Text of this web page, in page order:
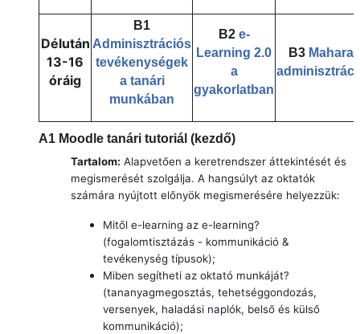
Délután
13-16
óráig
B1
Adminisztrációs
tevékenységek
a tanári
munkában
B2 e-
Learning 2.0
a
gyakorlatban
B3 Mahara
A1 Moodle tanári tutoriál (kezdő)
Tartalom: Alapvetően a keretrendszer áttekintését és
megismerését szolgálja. A hangsúlyt az oktatók
számára nyújtott előnyök megismerésére helyezzük:
Mitől e-learning az e-learning?
(fogalomtisztázás - kommunikáció &
tevékenység típusok);
Miben segítheti az oktató munkáját?
(tananyagmegosztás, tehetséggondozás,
versenyek, haladási naplók, belső és külső
kommunikáció);